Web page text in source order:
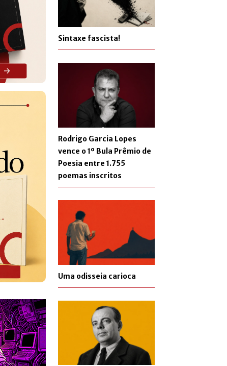
Sintaxe fascista!
Rodrigo Garcia Lopes
vence o 1º Bula Prêmio de
Poesia entre 1.755
poemas inscritos
Uma odisseia carioca